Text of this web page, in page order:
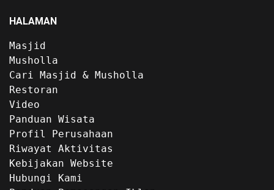
HALAMAN
Masjid
Musholla
Cari Masjid & Musholla
Restoran
Video
Panduan Wisata
Profil Perusahaan
Riwayat Aktivitas
Kebijakan Website
Hubungi Kami